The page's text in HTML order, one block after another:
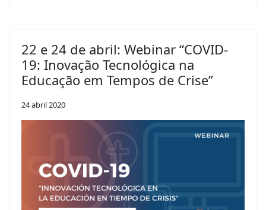
22 e 24 de abril: Webinar “COVID-
19: Inovação Tecnológica na
Educação em Tempos de Crise”
24 abril 2020